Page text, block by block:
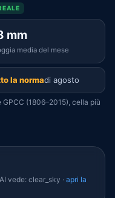
mm
media del mese
la normadi agosto
(1806–2015), cella più
vede: clear_sky · apri la